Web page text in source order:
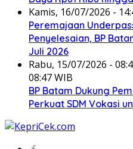
Kamis, 16/07/2026 -
Peremajaan
Penyelesaian, BP
Juli 2026
Rabu, 15/07/2026 -
08:47 WIB
BP Batam Dukung
Perkuat SDM Vokasi